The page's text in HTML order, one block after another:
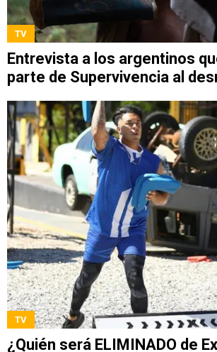
TV
Entrevista a los argentinos
parte de Supervivencia al
TV
¿Quién será ELIMINADO de